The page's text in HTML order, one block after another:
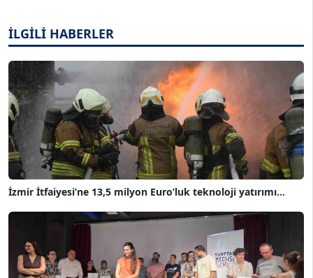
İLGİLİ HABERLER
İzmir İtfaiyesi’ne 13,5 milyon Euro’luk teknoloji yatırımı...